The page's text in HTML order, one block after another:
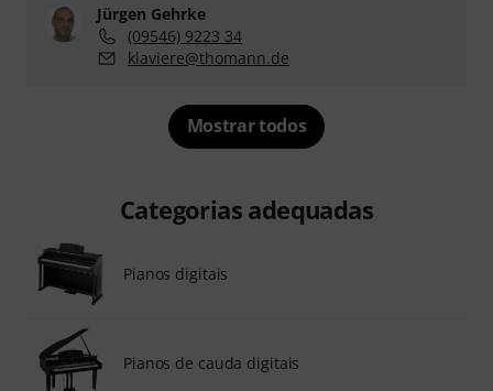
Jürgen Gehrke
(09546) 9223 34
klaviere@thomann.de
Mostrar todos
Categorias adequadas
Pianos digitais
Pianos de cauda digitais